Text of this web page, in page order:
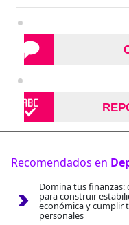
Recomendados en
Domina tus finanzas:
para construir
económica y cumplir
personales